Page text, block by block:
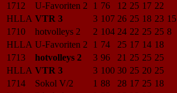
1712
U-Favoriten 2 1 76 12 25 17 22
HLLA VTR 3 3 107 26 25 18 23 15
1710
hotvolleys 2 2 104 24 22 25 25 8
HLLA U-Favoriten 2 1 74 25 17 14 18
1713
hotvolleys 2 3 96 21 25 25 25
HLLA VTR 3 3 100 30 25 20 25
1714
Sokol V/2 1 88 28 17 25 18